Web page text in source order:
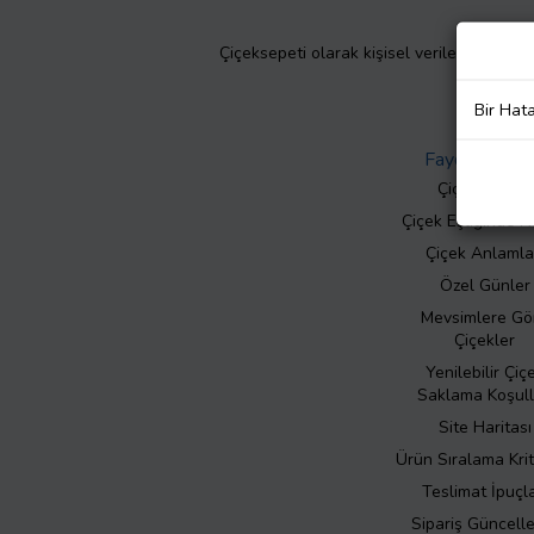
Çiçeksepeti olarak kişisel verilerinizin
Faydalı Bilgiler
Çiçek Bakımı
Çiçek Eşliğinde
Çiçek
Özel Günler
Mevsimlere
Çiçekler
Yenilebilir
Saklama
Site Haritası
Ürün Sıralama
Teslimat
Sipariş
Bir